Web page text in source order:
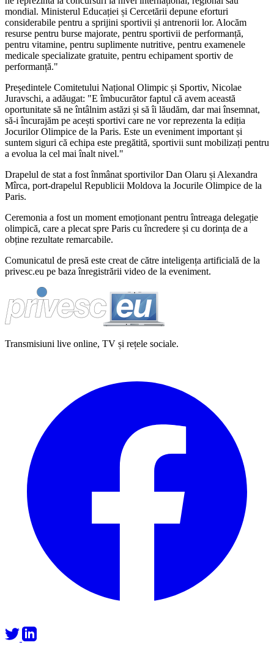
mondial. Ministerul Educației și Cercetării depune eforturi
considerabile pentru a sprijini sportivii și antrenorii lor. Alocăm
resurse pentru burse majorate, pentru sportivii de performanță,
pentru vitamine, pentru suplimente nutritive, pentru examenele
medicale specializate gratuite, pentru echipament sportiv de
performanță."
Președintele Comitetului Național Olimpic și Sportiv, Nicolae
Juravschi, a adăugat: "E îmbucurător faptul că avem această
oportunitate să ne întâlnim astăzi și să îi lăudăm, dar mai însemnat,
să-i încurajăm pe acești sportivi care ne vor reprezenta la ediția
Jocurilor Olimpice de la Paris. Este un eveniment important și
suntem siguri că echipa este pregătită, sportivii sunt mobilizați pentru
a evolua la cel mai înalt nivel."
Drapelul de stat a fost înmânat sportivilor Dan Olaru și Alexandra
Mîrca, port-drapelul Republicii Moldova la Jocurile Olimpice de la
Paris.
Ceremonia a fost un moment emoționant pentru întreaga delegație
olimpică, care a plecat spre Paris cu încredere și cu dorința de a
obține rezultate remarcabile.
Comunicatul de presă este creat de către inteligența artificială de la
privesc.eu pe baza înregistrării video de la eveniment.
Transmisiuni live online, TV și rețele sociale.